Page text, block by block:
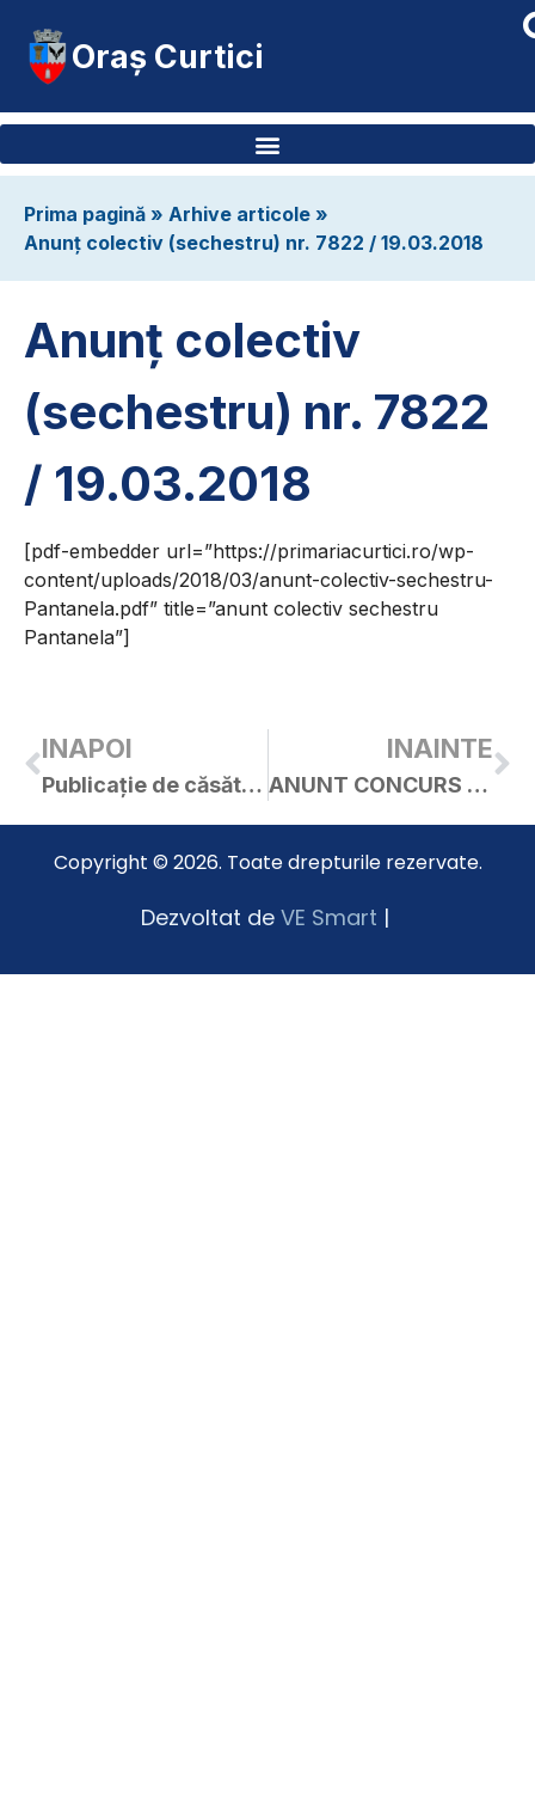
Oraș Curtici
Prima pagină » Arhive articole »
Anunț colectiv (sechestru) nr. 7822 / 19.03.2018
Anunț colectiv
(sechestru) nr. 7822
/ 19.03.2018
[pdf-embedder url=”https://primariacurtici.ro/wp-
content/uploads/2018/03/anunt-colectiv-sechestru-
Pantanela.pdf” title=”anunt colectiv sechestru
Pantanela”]
INAPOI
Publicație de căsătorie – STANICI SAMUEL / COVACI MELINDA-DAIANA
INAINTE
ANUNT CONCURS – POSTURI VACANTE FUNCTII PUBLICE DE EXECUTIE
Copyright © 2026. Toate drepturile rezervate.
Dezvoltat de VE Smart |